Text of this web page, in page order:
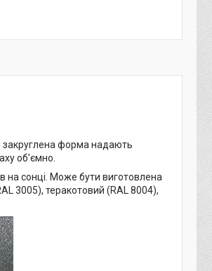
закруглена форма надають
об'ємно.
на сонці. Може бути виготовлена
3005), теракотовий (RAL 8004),